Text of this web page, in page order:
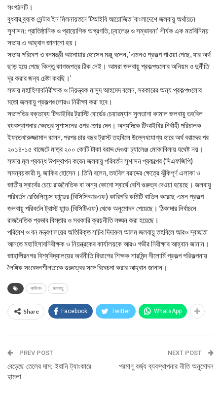
সংগঠনটি।
বুধবার ব্র্যাক সেন্টার ইন মিলনায়তনে টিআইবি আয়োজিত ‘বাংলাদেশে জলবায়ু অর্থায়নে
সুশাসন: প্রাতিষ্ঠানিক ও প্রায়োগিক অগ্রগতি, চ্যালেঞ্জ ও সম্ভাবনা’ শীর্ষক এক মতবিনিময়
সভায় এ আহ্বান জানানো হয়।
সভায় পরিবেশ ও বনমন্ত্রী আনোয়ার হোসেন মঞ্জু বলেন, ‘এমনও প্রকল্প পাওয়া গেছে, যার অর্থ
ছাড় হয়ে গেছে কিন্তু কাগজপত্র ঠিক নেই। আমরা জলবায়ু প্রকল্পগুলোর অনিয়ম ও দুর্নীতি
দূর করার জন্য চেষ্টা করছি।’
সভায় মহাহিসাবনিরীক্ষক ও নিয়ন্ত্রক মাসুদ আহমেদ বলেন, সরকারের অন্য প্রকল্পগুলোর
মতো জলবায়ু প্রকল্পগুলোরও নিরীক্ষা করা হবে।
সভাপতির বক্তব্যে টিআইবির ট্রাস্টি বোর্ডের চেয়ারম্যান সুলতানা কামাল জলবায়ু তহবিল
ব্যবস্থাপনার ক্ষেত্রে সুশাসনের ওপর জোর দেন। অন্যদিকে টিআইবির নির্বাহী পরিচালক
ইফতেখারুজ্জামান বলেন, পরপর চার বছর ট্রাস্ট তহবিলে উল্লেখযোগ্য হারে অর্থ বরাদ্দের পর
২০১৪-১৫ বাজেটে মাত্র ২০০ কোটি টাকা বরাদ্দ দেওয়া চ্যালেঞ্জ মোকাবিলায় যথেষ্ট নয়।
সভায় মূল প্রবন্ধ উপস্থাপন করেন জলবায়ু পরিবর্তন সুশাসন প্রকল্পের (সিএফজিপি)
সমন্বয়কারী মু. জাকির হোসেন। তিনি বলেন, তহবিল বরাদ্দের ক্ষেত্রে ঝুঁকিপূর্ণ এলাকা ও
জাতীয় স্বার্থের চেয়ে রাজনৈতিক বা অন্য কোনো স্বার্থে বেশি গুরুত্ব দেওয়া হয়েছে। জলবায়ু
পরিবর্তন রেজিলিয়েন্স ফান্ডের (বিসিসিআরএফ) কারিগরি কমিটি বাতিল করেছে এমন প্রকল্প
জলবায়ু পরিবর্তন ট্রাস্ট ফান্ড (বিসিটিএফ) থেকে অনুমোদন পেয়েছে। ঠিকাদার নির্বাচনে
রাজনৈতিক প্রভাব বিস্তার ও সরকারি ক্রয়নীতি লঙ্ঘন করা হয়েছে।
পরিবেশ ও বন মন্ত্রণালয়ের অতিরিক্ত সচিব দিদারুল আলম জলবায়ু তহবিলে আরও স্বচ্ছতা
আনতে মহাহিসাবনিরীক্ষক ও নিয়ন্ত্রকের কার্যালয়কে আরও গভীর নিরীক্ষার আহ্বান জানান।
জাহাঙ্গীরনগর বিশ্ববিদ্যালয়ের অর্থনীতি বিভাগের শিক্ষক শারমিন্দ নীলোর্মি প্রকল্প পরিকল্পনায়
লৈঙ্গিক সংবেদনশীলতাকে গুরুত্বের সঙ্গে বিবেচনা করার আহ্বান জানান।
কমিশন জলবায়ু
Share Facebook Twitter WhatsApp
PREV POST
বেড়েছে তেলের দাম: ইরানি ট্যাংকারে
হামলা
NEXT POST
পরমাণু বর্জ্য ব্যবস্থাপনার নীতি অনুমোদন